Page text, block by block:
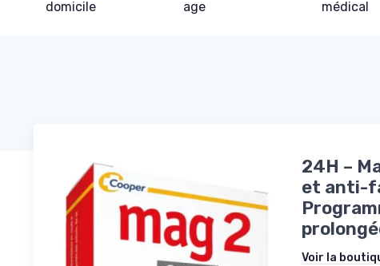
domicile
age
médical
24H –
et anti-
Voir la